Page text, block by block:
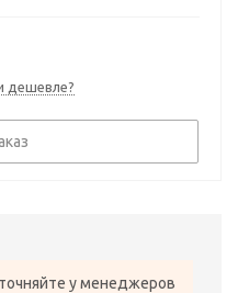
дешевле?
у менеджеров